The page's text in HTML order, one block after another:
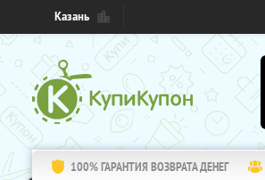
Казань
100% ГАРАНТИЯ ВОЗВРАТА ДЕНЕГ